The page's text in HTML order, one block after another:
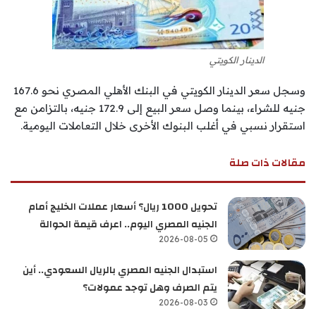
الدينار الكويتي
وسجل سعر الدينار الكويتي في البنك الأهلي المصري نحو 167.6
جنيه للشراء، بينما وصل سعر البيع إلى 172.9 جنيه، بالتزامن مع
استقرار نسبي في أغلب البنوك الأخرى خلال التعاملات اليومية.
مقالات ذات صلة
تحويل 1000 ريال؟ أسعار عملات الخليج أمام
الجنيه المصري اليوم.. اعرف قيمة الحوالة
2026-08-05
استبدال الجنيه المصري بالريال السعودي.. أين
يتم الصرف وهل توجد عمولات؟
2026-08-03